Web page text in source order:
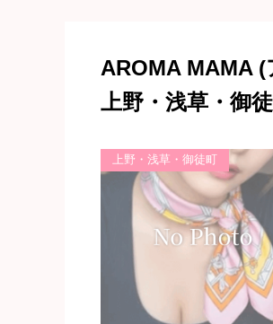
AROMA MAMA
上野・浅草・御
上野・浅草・御徒町